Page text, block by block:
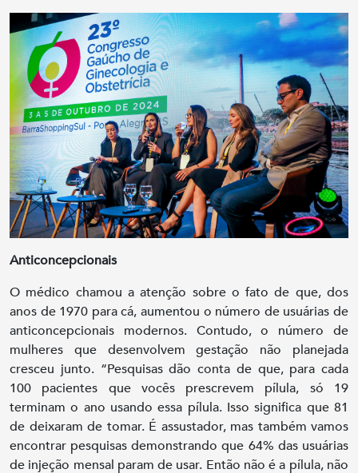
Anticoncepcionais
O médico chamou a atenção sobre o fato de que, dos
anos de 1970 para cá, aumentou o número de usuárias de
anticoncepcionais modernos. Contudo, o número de
mulheres que desenvolvem gestação não planejada
cresceu junto. “Pesquisas dão conta de que, para cada
100 pacientes que vocês prescrevem pílula, só 19
terminam o ano usando essa pílula. Isso significa que 81
de deixaram de tomar. É assustador, mas também vamos
encontrar pesquisas demonstrando que 64% das usuárias
de injeção mensal param de usar. Então não é a pílula, não